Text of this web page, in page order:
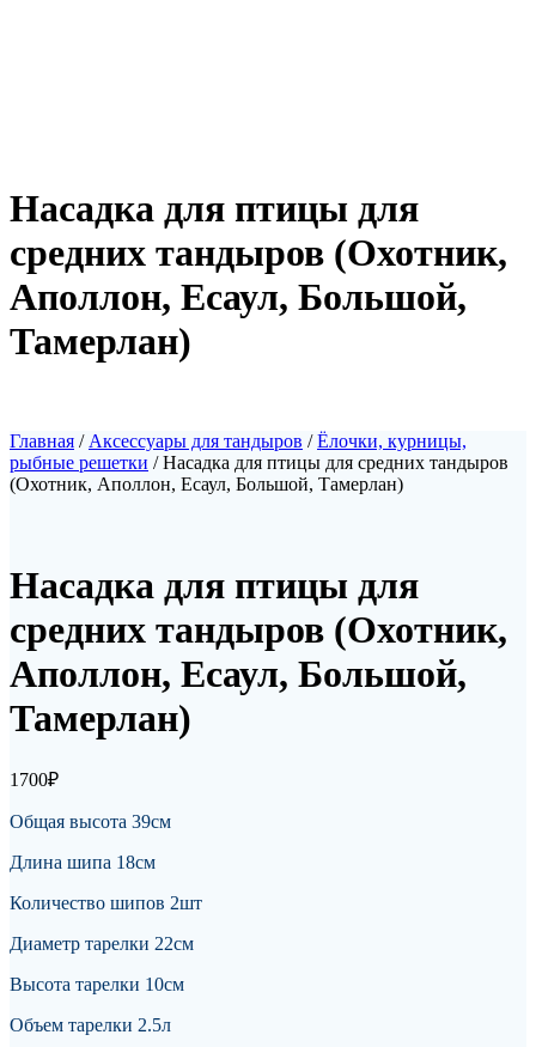
Насадка для птицы для
средних тандыров (Охотник,
Аполлон, Есаул, Большой,
Тамерлан)
Главная / Аксессуары для тандыров /Ёлочки, курницы,
рыбные решетки / Насадка для птицы для средних тандыров
(Охотник, Аполлон, Есаул, Большой, Тамерлан)
Насадка для птицы для
средних тандыров (Охотник,
Аполлон, Есаул, Большой,
Тамерлан)
1700₽
Общая высота 39см
Длина шипа 18см
Количество шипов 2шт
Диаметр тарелки 22см
Высота тарелки 10см
Объем тарелки 2.5л